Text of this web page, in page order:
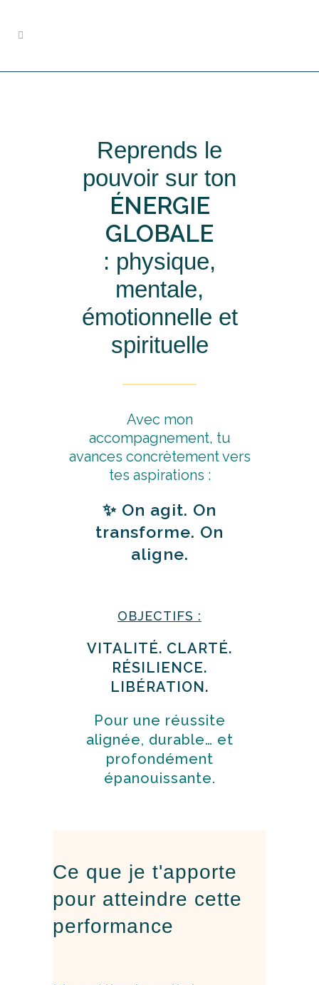
Reprends le
pouvoir sur ton
ÉNERGIE
GLOBALE
: physique,
mentale,
émotionnelle et
spirituelle
Avec mon
accompagnement, tu
avances concrètement vers
tes aspirations :
✨ On agit. On
transforme. On
aligne.
OBJECTIFS :
VITALITÉ. CLARTÉ.
RÉSILIENCE.
LIBÉRATION.
Pour une réussite
alignée, durable… et
profondément
épanouissante.
Ce que je t'apporte
pour atteindre cette
performance